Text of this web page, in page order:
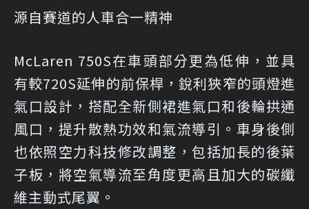
源自賽道的人車合一精神
McLaren 750S在車頭部分更為低伸，並具
有較720S延伸的前保桿，銳利狹窄的頭燈進
氣口設計，搭配全新側裙進氣口和後輪拱通
風口，提升散熱功效和氣流導引。車身後側
也依照空力科技修改調整，包括加長的後葉
子板，將空氣導流至角度更高且加大的碳纖
維主動式尾翼。